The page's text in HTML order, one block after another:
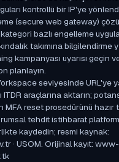
kontrollü bir IP'ye
(secure web gateway)
bazlı engelleme
takımına bilgilendirme
kampanyası uyarısı geçin
planlayın.
seviyesinde URL'ye
ITDR araçlarına aktarın;
MFA reset prosedürünü hazır
tehdit istihbarat
kaydedin; resmi kaynak:
· USOM. Orijinal kayıt: www-